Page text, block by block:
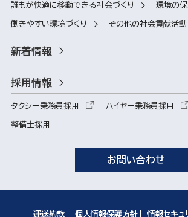
誰もが快適に移動できる社会づくり 環境の
働きやすい環境づくり その他の社会貢献活動
新着情報
採用情報
タクシー乗務員採用 ハイヤー乗務員採用
整備士採用
お問い合わせ
運送約款 個人情報保護方針 情報セキュ